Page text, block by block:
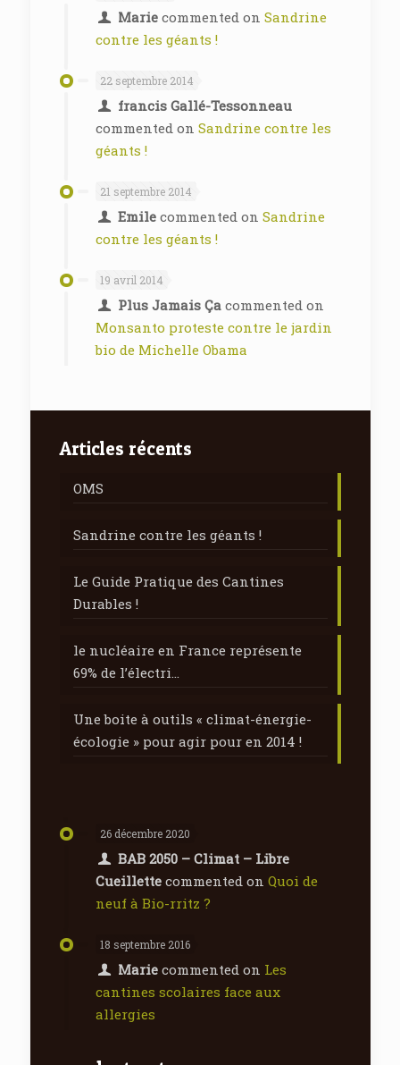
Mariecommented on Sandrine
contre les géants !
22 septembre 2014
francis Gallé-Tessonneau
commented on Sandrine contre les
géants !
21 septembre 2014
Emilecommented on Sandrine
contre les géants !
19 avril 2014
Plus Jamais Çacommented on
Monsanto proteste contre le jardin
bio de Michelle Obama
Articles récents
OMS
Sandrine contre les géants !
Le Guide Pratique des Cantines
Durables !
le nucléaire en France représente
69% de l’électri…
Une boite à outils « climat-énergie-
écologie » pour agir pour en 2014 !
26 décembre 2020
BAB 2050 – Climat – Libre
Cueillettecommented on Quoi de
neuf à Bio-rritz ?
18 septembre 2016
Mariecommented on Les
cantines scolaires face aux
allergies